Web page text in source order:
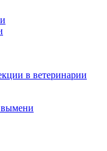
в ветеринарии
вымени